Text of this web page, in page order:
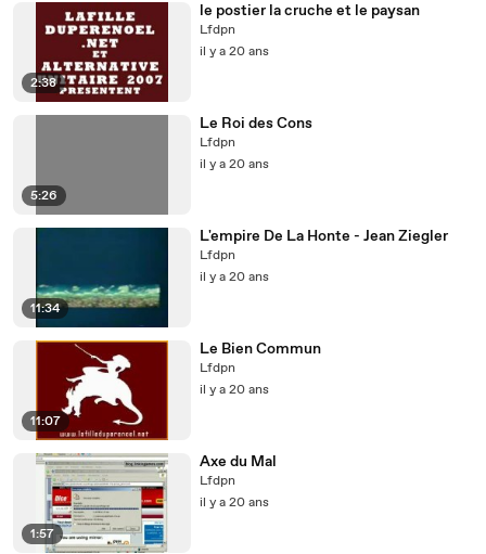
2:38
le postier la cruche et le paysan
Lfdpn
il y a 20 ans
5:26
Le Roi des Cons
Lfdpn
il y a 20 ans
11:34
L'empire De La Honte - Jean Ziegler
Lfdpn
il y a 20 ans
11:07
Le Bien Commun
Lfdpn
il y a 20 ans
1:57
Axe du Mal
Lfdpn
il y a 20 ans